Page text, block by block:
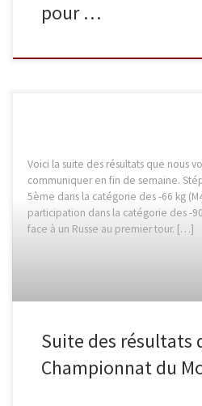
pour …
Voici la suite des résultats que nous
communiquer en fin de semaine.
5ème dans la catégorie des -66 kg
participation dans la catégorie des -90
face à un Russe au premier tour. […]
Suite des résultats
Championnat du